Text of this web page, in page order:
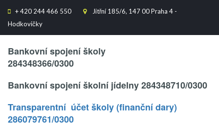
 +420 244 466 550 
Jitřní 185/6, 147 00 Praha 4 -
Hodkovičky
Bankovní spojení školy
284348366/0300
Bankovní spojení školní jídelny 284348710/0300
Transparentní účet školy (finanční dary)
286079761/0300